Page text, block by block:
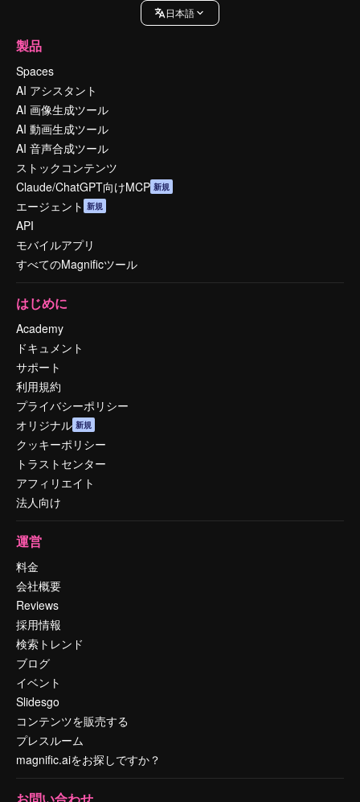
日本語
製品
Spaces
AI アシスタント
AI 画像生成ツール
AI 動画生成ツール
AI 音声合成ツール
ストックコンテンツ
Claude/ChatGPT向けMCP 新規
エージェント 新規
API
モバイルアプリ
すべてのMagnificツール
はじめに
Academy
ドキュメント
サポート
利用規約
プライバシーポリシー
オリジナル 新規
クッキーポリシー
トラストセンター
アフィリエイト
法人向け
運営
料金
会社概要
Reviews
採用情報
検索トレンド
ブログ
イベント
Slidesgo
コンテンツを販売する
プレスルーム
magnific.aiをお探しですか？
お問い合わせ